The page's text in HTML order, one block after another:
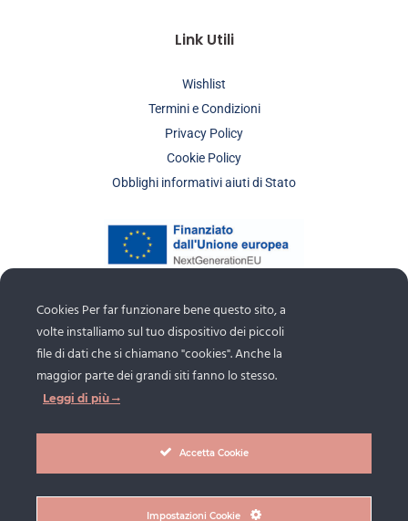
Link Utili
Wishlist
Termini e Condizioni
Privacy Policy
Cookie Policy
Obblighi informativi aiuti di Stato
Cookies Per far funzionare bene questo sito, a
volte installiamo sul tuo dispositivo dei piccoli
file di dati che si chiamano "cookies". Anche la
maggior parte dei grandi siti fanno lo stesso.
Leggi di più
Accetta Cookie
Impostazioni Cookie